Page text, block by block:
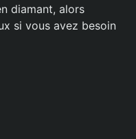
diamant, alors
si vous avez besoin